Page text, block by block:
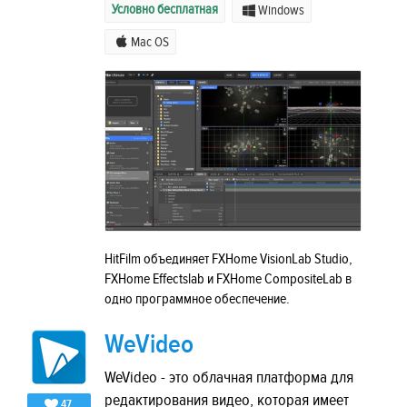
Условно бесплатная Windows
Mac OS
HitFilm объединяет FXHome VisionLab Studio,
FXHome Effectslab и FXHome CompositeLab в
одно программное обеспечение.
WeVideo
WeVideo - это облачная платформа для
редактирования видео, которая имеет